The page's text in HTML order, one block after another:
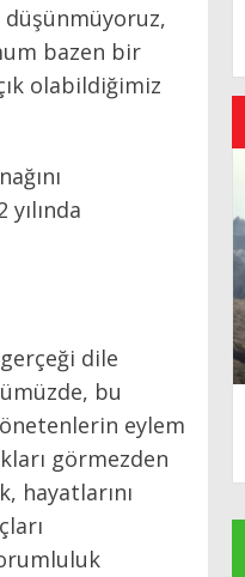
düşünmüyoruz,
bazen bir
olabildiğimiz
dile
bu
eylem
görmezden
hayatlarını